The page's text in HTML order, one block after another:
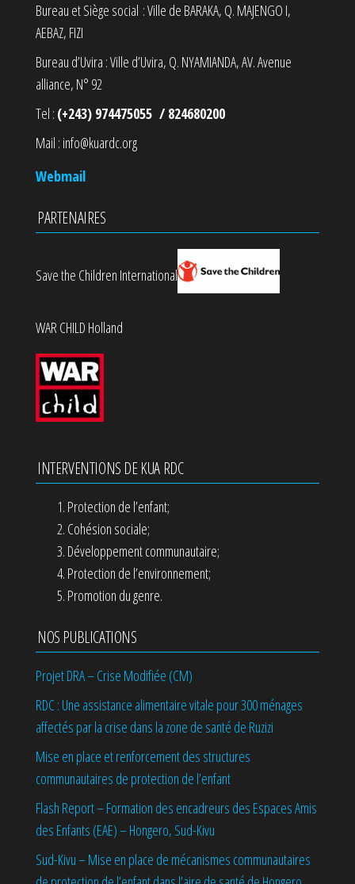
Bureau et Siège social : Ville de BARAKA, Q. MAJENGO I,
AEBAZ, FIZI
Bureau d’Uvira : Ville d’Uvira, Q. NYAMIANDA, AV. Avenue
alliance, N° 92
Tel : (+243) 974475055 / 824680200
Mail : info@kuardc.org
Webmail
PARTENAIRES
Save the Children International
WAR CHILD Holland
INTERVENTIONS DE KUA RDC
Protection de l’enfant;
Cohésion sociale;
Développement communautaire;
Protection de l’environnement;
Promotion du genre.
NOS PUBLICATIONS
Projet DRA – Crise Modifiée (CM)
RDC : Une assistance alimentaire vitale pour 300 ménages
affectés par la crise dans la zone de santé de Ruzizi
Mise en place et renforcement des structures
communautaires de protection de l’enfant
Flash Report – Formation des encadreurs des Espaces Amis
des Enfants (EAE) – Hongero, Sud-Kivu
Sud-Kivu – Mise en place de mécanismes communautaires